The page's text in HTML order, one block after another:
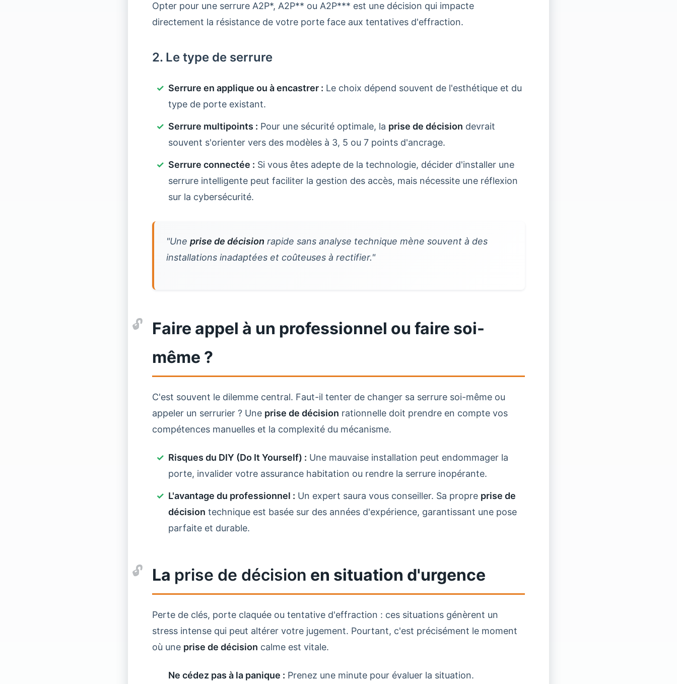
Opter pour une serrure A2P*, A2P** ou A2P*** est une décision qui impacte
directement la résistance de votre porte face aux tentatives d'effraction.
2. Le type de serrure
Serrure en applique ou à encastrer : Le choix dépend souvent de l'esthétique et du
type de porte existant.
Serrure multipoints : Pour une sécurité optimale, la prise de décision devrait
souvent s'orienter vers des modèles à 3, 5 ou 7 points d'ancrage.
Serrure connectée : Si vous êtes adepte de la technologie, décider d'installer une
serrure intelligente peut faciliter la gestion des accès, mais nécessite une réflexion
sur la cybersécurité.
"Une prise de décision rapide sans analyse technique mène souvent à des
installations inadaptées et coûteuses à rectifier."
Faire appel à un professionnel ou faire soi-
même ?
C'est souvent le dilemme central. Faut-il tenter de changer sa serrure soi-même ou
appeler un serrurier ? Une prise de décision rationnelle doit prendre en compte vos
compétences manuelles et la complexité du mécanisme.
Risques du DIY (Do It Yourself) : Une mauvaise installation peut endommager la
porte, invalider votre assurance habitation ou rendre la serrure inopérante.
L'avantage du professionnel : Un expert saura vous conseiller. Sa propre prise de
décision technique est basée sur des années d'expérience, garantissant une pose
parfaite et durable.
La prise de décision en situation d'urgence
Perte de clés, porte claquée ou tentative d'effraction : ces situations génèrent un
stress intense qui peut altérer votre jugement. Pourtant, c'est précisément le moment
où une prise de décision calme est vitale.
Ne cédez pas à la panique : Prenez une minute pour évaluer la situation.